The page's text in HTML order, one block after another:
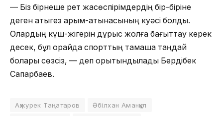
— Біз бірнеше рет жасөспірімдердің бір-біріне
деген қатыгез қарым-қатынасының куәсі болдық.
Олардың күш-жігерін дұрыс жолға бағыттау керек
десек, бұл орайда спорттың тамаша таңдай
болары сөзсіз, — деп қорытындылады Бердібек
Сапарбаев.
Ақжурек Таңатаров
Әбілхан Аманқұл